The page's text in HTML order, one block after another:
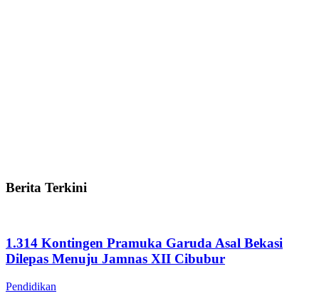
Berita Terkini
1.314 Kontingen Pramuka Garuda Asal Bekasi
Dilepas Menuju Jamnas XII Cibubur
Pendidikan